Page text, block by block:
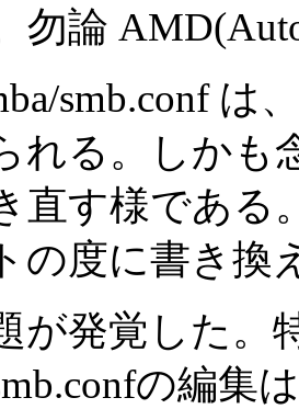
勿論
smb.conf
れる。しかも
直す様である
の度に書き換
が発覚した。
の編集